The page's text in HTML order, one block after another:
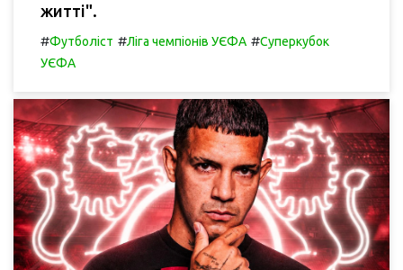
житті".
#Футболіст #Ліга чемпіонів УЄФА #Суперкубок
УЄФА